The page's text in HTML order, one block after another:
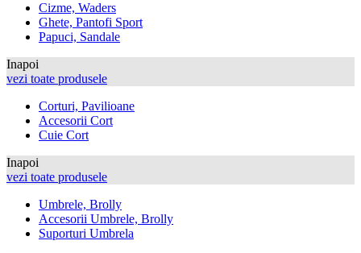
Cizme, Waders
Ghete, Pantofi Sport
Papuci, Sandale
Inapoi
vezi toate produsele
Corturi, Pavilioane
Accesorii Cort
Cuie Cort
Inapoi
vezi toate produsele
Umbrele, Brolly
Accesorii Umbrele, Brolly
Suporturi Umbrela